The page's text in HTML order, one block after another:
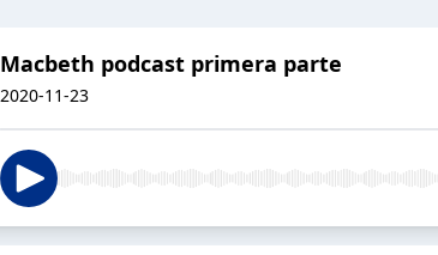
Macbeth podcast primera parte
2020-11-23